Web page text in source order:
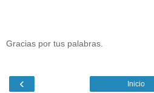
Gracias por tus palabras.
‹ Inicio